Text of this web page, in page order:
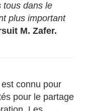
tous dans le
plus important
M. Zafer.
connu pour
pour le partage